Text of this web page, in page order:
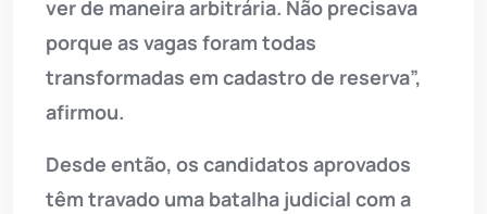
ver de maneira arbitrária. Não precisava
porque as vagas foram todas
transformadas em cadastro de reserva”,
afirmou.
Desde então, os candidatos aprovados
têm travado uma batalha judicial com a